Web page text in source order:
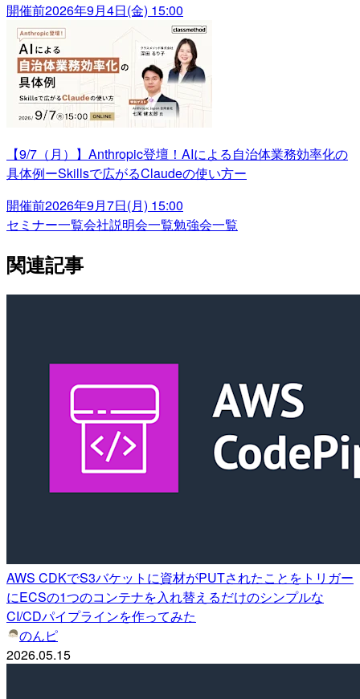
開催前2026年9月4日(金) 15:00
【9/7（月）】Anthropic登壇！AIによる自治体業務効率化の
具体例ーSkillsで広がるClaudeの使い方ー
開催前2026年9月7日(月) 15:00
セミナー一覧会社説明会一覧勉強会一覧
関連記事
AWS CDKでS3バケットに資材がPUTされたことをトリガー
にECSの1つのコンテナを入れ替えるだけのシンプルな
CI/CDパイプラインを作ってみた
のんピ
2026.05.15